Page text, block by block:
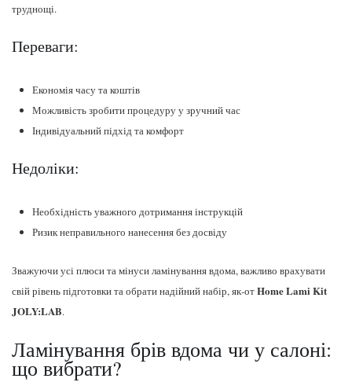
труднощі.
Переваги:
Економія часу та коштів
Можливість зробити процедуру у зручний час
Індивідуальний підхід та комфорт
Недоліки:
Необхідність уважного дотримання інструкцій
Ризик неправильного нанесення без досвіду
Зважуючи усі плюси та мінуси ламінування вдома, важливо врахувати
свій рівень підготовки та обрати надійний набір, як-отHome Lami Kit
JOLY:LAB.
Ламінування брів вдома чи у салоні:
що вибрати?